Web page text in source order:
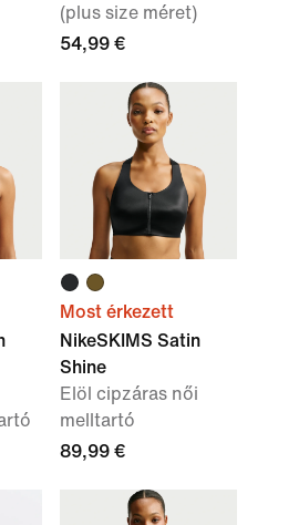
(plus size méret)
54,99 €
Most érkezett
NikeSKIMS Satin
Shine
Elöl cipzáras női
melltartó
89,99 €